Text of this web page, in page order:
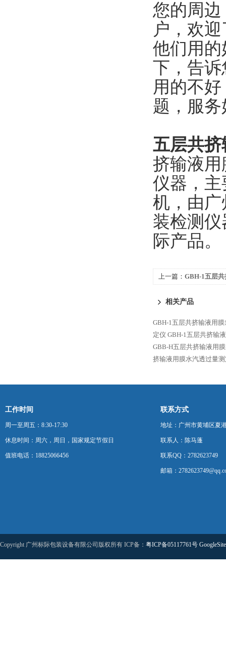
您的周
户，欢
他们用
下，告
用的不
题，服
五层共
挤输液用
仪器，
机，由
装检测
际产品。
上一篇： GBH-1五层
相关产品
GBH-1五层共挤输液用
定仪 GBH-1五层共挤输
GBB-H五层共挤输液用
挤输液用膜水汽透过量
工作时间
周一至周五：8:30-17:30
休息时间：周六，周日，国家规定节假日
值班电话：18825066456
联系方式
地址：广州市黄埔区夏
联系人：陈马蓬
联系QQ：2782623749
邮箱：
Copyright 广州标际包装设备有限公司版权所有 ICP备： 粤ICP备05117761号